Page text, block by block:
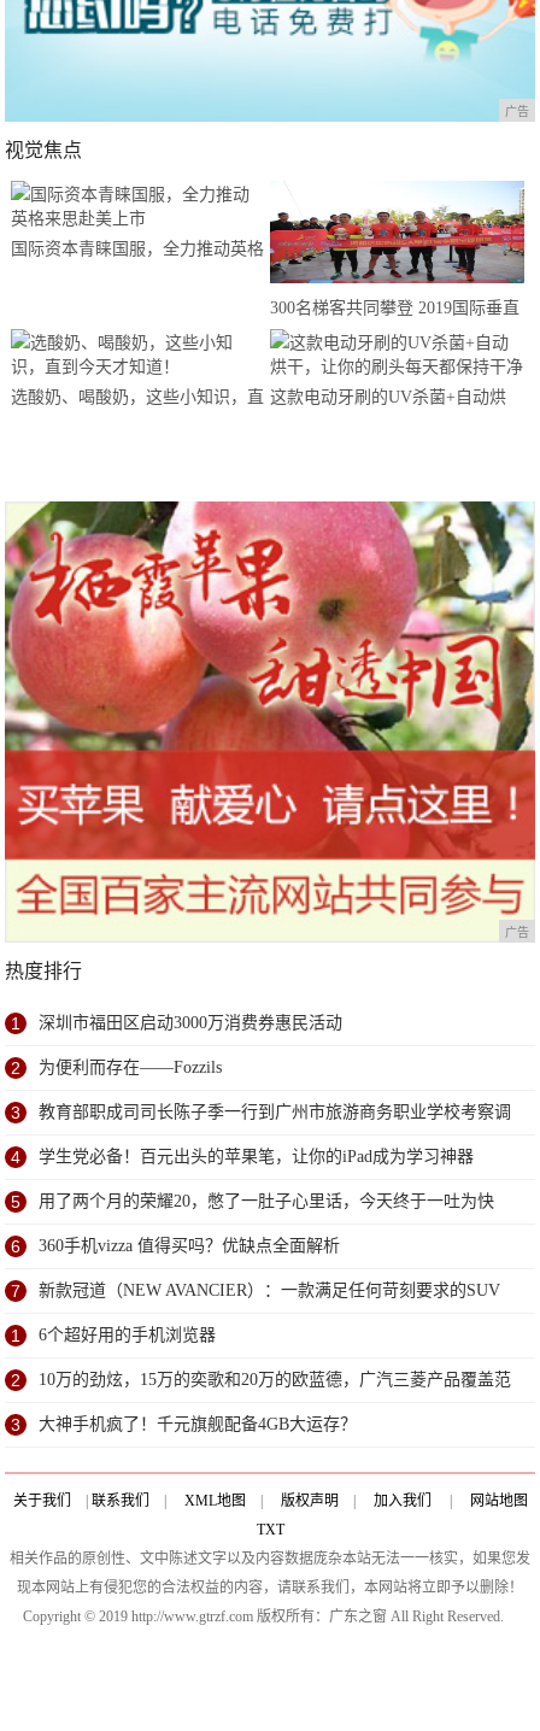
广告
视觉焦点
国际资本青睐国服，全力推动英格
300名梯客共同攀登 2019国际垂直
马拉松超级精英赛顺德海骏达中心
站欢乐开跑
选酸奶、喝酸奶，这些小知识，直 这款电动牙刷的UV杀菌+自动烘
广告
热度排行
1 深圳市福田区启动3000万消费券惠民活动
2 为便利而存在——Fozzils
3 教育部职成司司长陈子季一行到广州市旅游商务职业学校考察调
研
4 学生党必备！百元出头的苹果笔，让你的iPad成为学习神器
5 用了两个月的荣耀20，憋了一肚子心里话，今天终于一吐为快
6 360手机vizza 值得买吗？优缺点全面解析
7 新款冠道（NEW AVANCIER）：一款满足任何苛刻要求的SUV
1 6个超好用的手机浏览器
2 10万的劲炫，15万的奕歌和20万的欧蓝德，广汽三菱产品覆盖范
围大
3 大神手机疯了！千元旗舰配备4GB大运存？
关于我们 联系我们 XML地图 版权声明 加入我们
网站地图
TXT
相关作品的原创性、文中陈述文字以及内容数据庞杂本站无法一一核实，如果您发
现本网站上有侵犯您的合法权益的内容，请联系我们，本网站将立即予以删除！
Copyright © 2019 http://www.gtrzf.com 版权所有：广东之窗 All Right Reserved.